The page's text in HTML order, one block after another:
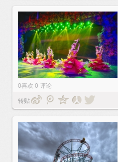
0喜欢 0 评论
转贴